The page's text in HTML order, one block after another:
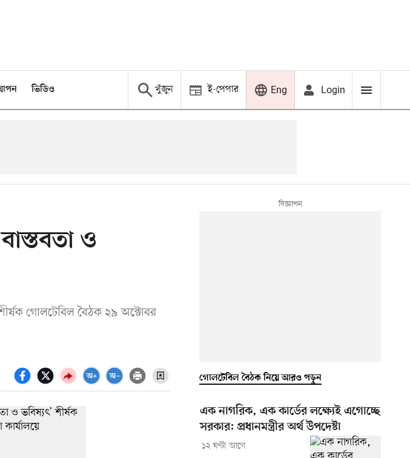
ভিডিও খুঁজুন ই-পেপার Eng Login
ও
গোলটেবিল বৈঠক ২৯ অক্টোবর
গোলটেবিল বৈঠক নিয়ে আরও পড়ুন
এক নাগরিক, এক কার্ডের লক্ষ্যেই এগোচ্ছে
সরকার: প্রধানমন্ত্রীর অর্থ উপদেষ্টা
১২ ঘণ্টা আগে